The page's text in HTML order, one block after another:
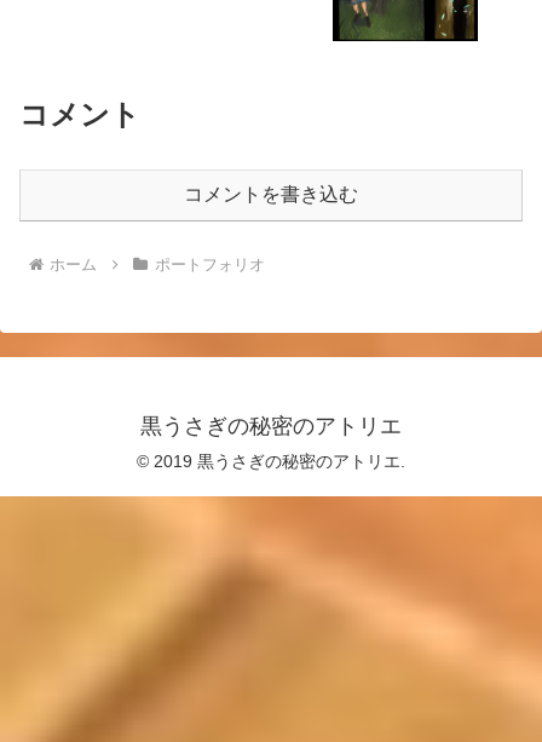
コメント
コメントを書き込む
ホーム ポートフォリオ
黒うさぎの秘密のアトリエ
© 2019 黒うさぎの秘密のアトリエ.